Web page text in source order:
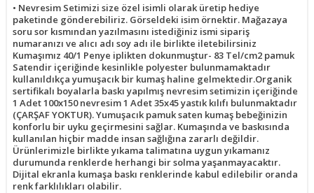
• Nevresim Setimizi size özel isimli olarak üretip hediye
paketinde gönderebiliriz. Görseldeki isim örnektir. Mağazaya
soru sor kısmından yazılmasını istediğiniz ismi sipariş
numaranızı ve alıcı adı soy adı ile birlikte iletebilirsiniz
Kumaşımız 40/1 Penye iplikten dokunmuştur- 83 Tel/cm2 pamuk
Satendir içeriğinde kesinlikle polyester bulunmamaktadır
kullanıldıkça yumuşacık bir kumaş haline gelmektedir.Organik
sertifikalı boyalarla baskı yapılmış nevresim setimizin içeriğinde
1 Adet 100x150 nevresim 1 Adet 35x45 yastık kılıfı bulunmaktadır
(ÇARŞAF YOKTUR). Yumuşacık pamuk saten kumaş bebeğinizin
konforlu bir uyku geçirmesini sağlar. Kumaşında ve baskısında
kullanılan hiçbir madde insan sağlığına zararlı değildir.
Ürünlerimizle birlikte yıkama talimatına uygun yıkamanız
durumunda renklerde herhangi bir solma yaşanmayacaktır.
Dijital ekranla kumaşa baskı renklerinde kabul edilebilir oranda
renk farklılıkları olabilir.